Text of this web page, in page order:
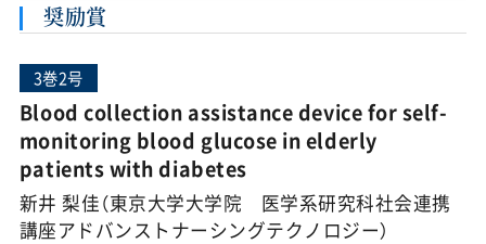
奨励賞
3巻2号
Blood collection assistance device for self-
monitoring blood glucose in elderly
patients with diabetes
新井 梨佳（東京大学大学院 医学系研究科社会連携
講座アドバンストナーシングテクノロジー）